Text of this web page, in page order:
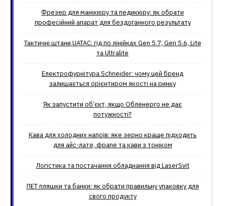
Фрезер для манікюру та педикюру: як обрати
професійний апарат для бездоганного результату
Тактичні штани UATAC: гід по лінійках Gen 5.7, Gen 5.6, Lite
та Ultralite
Електрофурнітура Schneider: чому цей бренд
залишається орієнтиром якості на ринку
Як запустити об’єкт, якщо Обленерго не дає
потужності?
Кава для холодних напоїв: яке зерно краще підходить
для айс-лате, фрапе та кави з тоніком
Логістика та постачання обладнання від LaserSvit
ПЕТ пляшки та банки: як обрати правильну упаковку для
свого продукту